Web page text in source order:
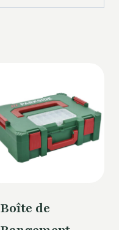
Boîte de